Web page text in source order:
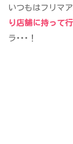
いつもはフリマ
り店舗に持って
ラ･･･！